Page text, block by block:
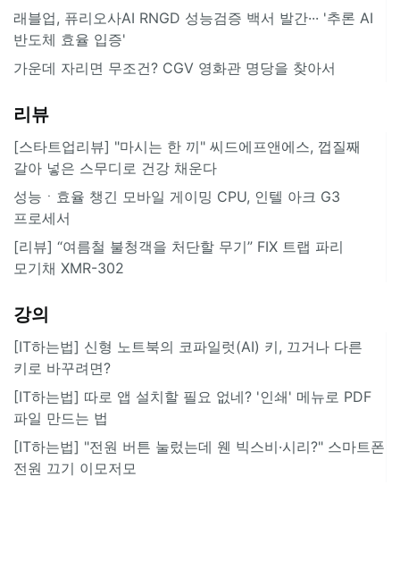
래블업, 퓨리오사AI RNGD 성능검증 백서 발간··· '추론 AI
반도체 효율 입증'
가운데 자리면 무조건? CGV 영화관 명당을 찾아서
리뷰
[스타트업리뷰] "마시는 한 끼" 씨드에프앤에스, 껍질째
갈아 넣은 스무디로 건강 채운다
성능ㆍ효율 챙긴 모바일 게이밍 CPU, 인텔 아크 G3
프로세서
[리뷰] “여름철 불청객을 처단할 무기” FIX 트랩 파리
모기채 XMR-302
강의
[IT하는법] 신형 노트북의 코파일럿(AI) 키, 끄거나 다른
키로 바꾸려면?
[IT하는법] 따로 앱 설치할 필요 없네? '인쇄' 메뉴로 PDF
파일 만드는 법
[IT하는법] "전원 버튼 눌렀는데 웬 빅스비·시리?" 스마트폰
전원 끄기 이모저모